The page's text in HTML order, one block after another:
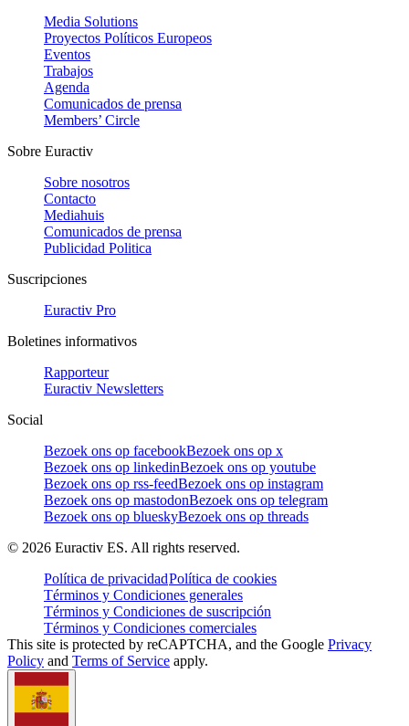
Media Solutions
Proyectos Políticos Europeos
Eventos
Trabajos
Agenda
Comunicados de prensa
Members’ Circle
Sobre Euractiv
Sobre nosotros
Contacto
Mediahuis
Comunicados de prensa
Publicidad Politica
Suscripciones
Euractiv Pro
Boletines informativos
Rapporteur
Euractiv Newsletters
Social
Bezoek ons op facebookBezoek ons op x
Bezoek ons op linkedinBezoek ons op youtube
Bezoek ons op rss-feedBezoek ons op instagram
Bezoek ons op mastodonBezoek ons op telegram
Bezoek ons op blueskyBezoek ons op threads
© 2026 Euractiv ES. All rights reserved.
Política de privacidadPolítica de cookies
Términos y Condiciones generales
Términos y Condiciones de suscripción
Términos y Condiciones comerciales
This site is protected by reCAPTCHA, and the Google Privacy
Policy and Terms of Service apply.